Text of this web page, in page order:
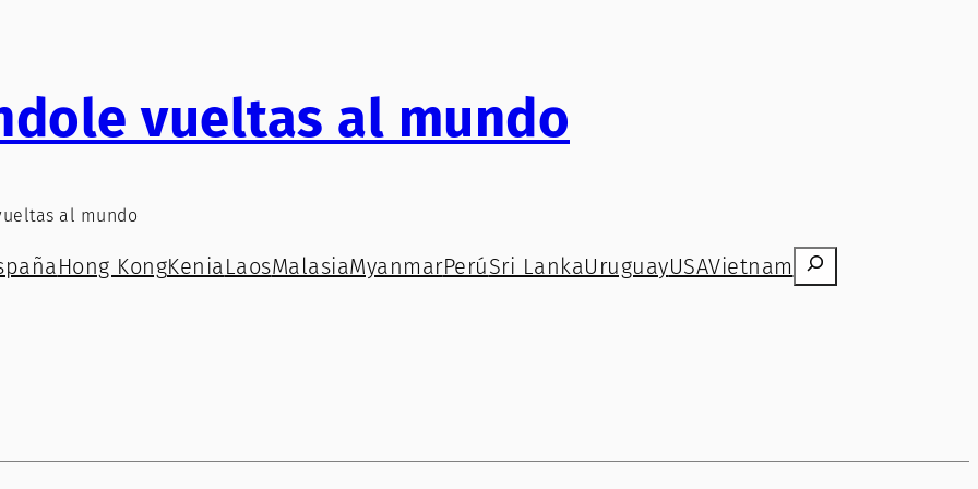
vueltas al mundo
al mundo
Hong KongKeniaLaosMalasiaMyanmarPerúSri LankaUruguayUSAVietnam Search